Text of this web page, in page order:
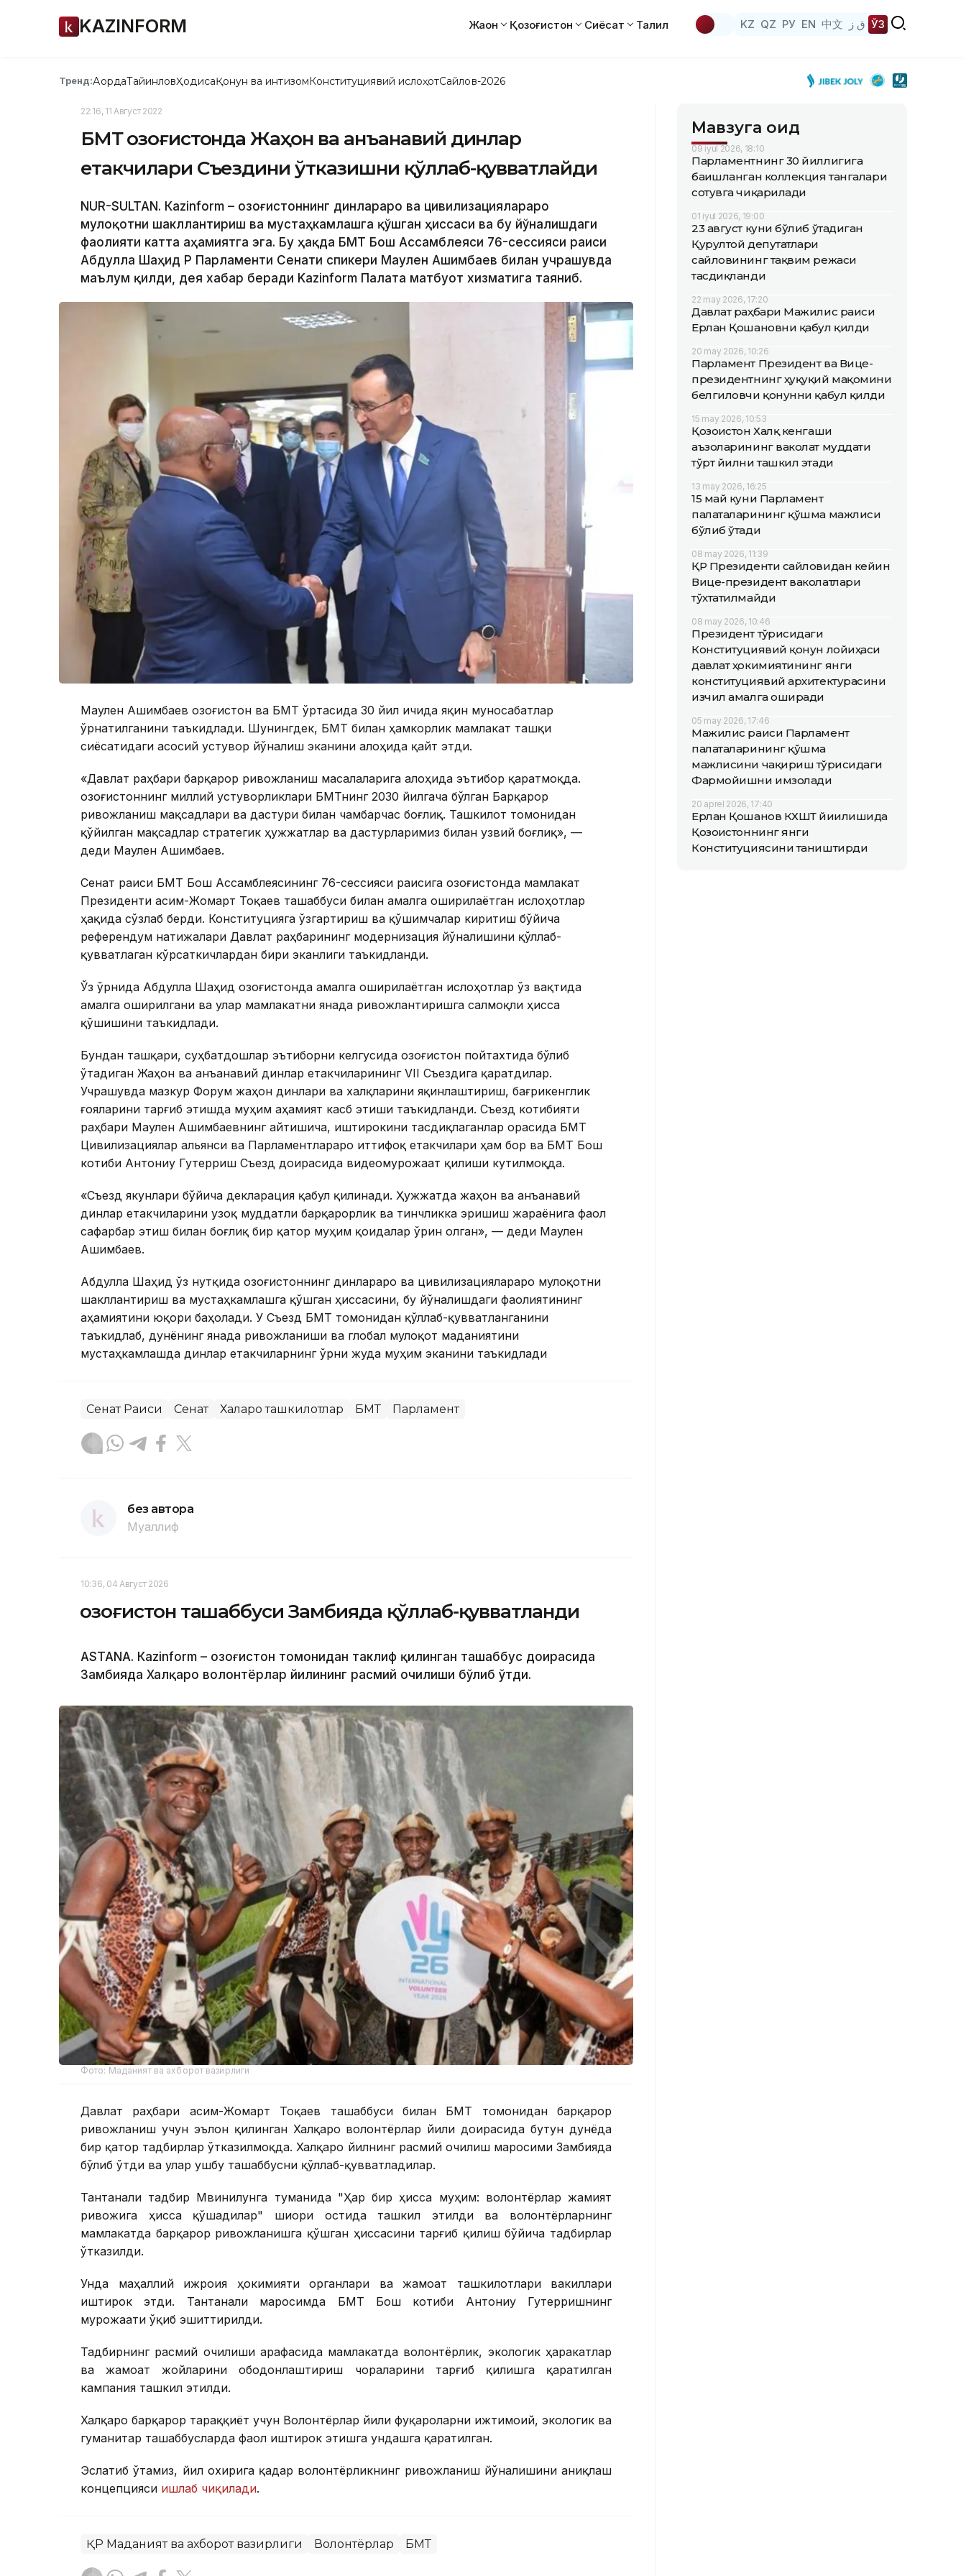
KAZINFORM Жаҳон Қозоғистон Сиёсат Таҳлил KZ QZ РУ EN 中文 ق ز ЎЗ
Тренд:АқордаТайинловҲодисаҚонун ва интизомКонституциявий ислоҳотСайлов-2026
22:16, 11 Август 2022
БМТ Қозоғистонда Жаҳон ва анъанавий динлар
етакчилари Съездини ўтказишни қўллаб-қувватлайди
NUR-SULTAN. Кazinform – Қозоғистоннинг динлараро ва цивилизациялараро
мулоқотни шакллантириш ва мустаҳкамлашга қўшган ҳиссаси ва бу йўналишдаги
фаолияти катта аҳамиятга эга. Бу ҳақда БМТ Бош Ассамблеяси 76-сессияси раиси
Абдулла Шаҳид ҚР Парламенти Сенати спикери Маулен Ашимбаев билан учрашувда
маълум қилди, дея хабар беради Kazinform Палата матбуот хизматига таяниб.
Маулен Ашимбаев Қозоғистон ва БМТ ўртасида 30 йил ичида яқин муносабатлар
ўрнатилганини таъкидлади. Шунингдек, БМТ билан ҳамкорлик мамлакат ташқи
сиёсатидаги асосий устувор йўналиш эканини алоҳида қайт этди.
«Давлат раҳбари барқарор ривожланиш масалаларига алоҳида эътибор қаратмоқда.
Қозоғистоннинг миллий устуворликлари БМТнинг 2030 йилгача бўлган Барқарор
ривожланиш мақсадлари ва дастури билан чамбарчас боғлиқ. Ташкилот томонидан
қўйилган мақсадлар стратегик ҳужжатлар ва дастурларимиз билан узвий боғлиқ», —
деди Маулен Ашимбаев.
Сенат раиси БМТ Бош Ассамблеясининг 76-сессияси раисига Қозоғистонда мамлакат
Президенти Қасим-Жомарт Тоқаев ташаббуси билан амалга оширилаётган ислоҳотлар
ҳақида сўзлаб берди. Конституцияга ўзгартириш ва қўшимчалар киритиш бўйича
референдум натижалари Давлат раҳбарининг модернизация йўналишини қўллаб-
қувватлаган кўрсаткичлардан бири эканлиги таъкидланди.
Ўз ўрнида Абдулла Шаҳид Қозоғистонда амалга оширилаётган ислоҳотлар ўз вақтида
амалга оширилгани ва улар мамлакатни янада ривожлантиришга салмоқли ҳисса
қўшишини таъкидлади.
Бундан ташқари, суҳбатдошлар эътиборни келгусида Қозоғистон пойтахтида бўлиб
ўтадиган Жаҳон ва анъанавий динлар етакчиларининг VII Съездига қаратдилар.
Учрашувда мазкур Форум жаҳон динлари ва халқларини яқинлаштириш, бағрикенглик
ғояларини тарғиб этишда муҳим аҳамият касб этиши таъкидланди. Съезд котибияти
раҳбари Маулен Ашимбаевнинг айтишича, иштирокини тасдиқлаганлар орасида БМТ
Цивилизациялар альянси ва Парламентлараро иттифоқ етакчилари ҳам бор ва БМТ Бош
котиби Антониу Гутерриш Съезд доирасида видеомурожаат қилиши кутилмоқда.
«Съезд якунлари бўйича декларация қабул қилинади. Ҳужжатда жаҳон ва анъанавий
динлар етакчиларини узоқ муддатли барқарорлик ва тинчликка эришиш жараёнига фаол
сафарбар этиш билан боғлиқ бир қатор муҳим қоидалар ўрин олган», — деди Маулен
Ашимбаев.
Абдулла Шаҳид ўз нутқида Қозоғистоннинг динлараро ва цивилизациялараро мулоқотни
шакллантириш ва мустаҳкамлашга қўшган ҳиссасини, бу йўналишдаги фаолиятининг
аҳамиятини юқори баҳолади. У Съезд БМТ томонидан қўллаб-қувватланганини
таъкидлаб, дунёнинг янада ривожланиши ва глобал мулоқот маданиятини
мустаҳкамлашда динлар етакчиларнинг ўрни жуда муҳим эканини таъкидлади
Сенат Раиси Сенат Халқаро ташкилотлар БМТ Парламент
без автора
Муаллиф
10:36, 04 Август 2026
Қозоғистон ташаббуси Замбияда қўллаб-қувватланди
ASTANA. Кazinform – Қозоғистон томонидан таклиф қилинган ташаббус доирасида
Замбияда Халқаро волонтёрлар йилининг расмий очилиши бўлиб ўтди.
Фото: Маданият ва ахборот вазирлиги
Давлат раҳбари Қасим-Жомарт Тоқаев ташаббуси билан БМТ томонидан барқарор
ривожланиш учун эълон қилинган Халқаро волонтёрлар йили доирасида бутун дунёда
бир қатор тадбирлар ўтказилмоқда. Халқаро йилнинг расмий очилиш маросими Замбияда
бўлиб ўтди ва улар ушбу ташаббусни қўллаб-қувватладилар.
Тантанали тадбир Мвинилунга туманида "Ҳар бир ҳисса муҳим: волонтёрлар жамият
ривожига ҳисса қўшадилар" шиори остида ташкил этилди ва волонтёрларнинг
мамлакатда барқарор ривожланишга қўшган ҳиссасини тарғиб қилиш бўйича тадбирлар
ўтказилди.
Унда маҳаллий ижроия ҳокимияти органлари ва жамоат ташкилотлари вакиллари
иштирок этди. Тантанали маросимда БМТ Бош котиби Антониу Гутерришнинг
мурожаати ўқиб эшиттирилди.
Тадбирнинг расмий очилиши арафасида мамлакатда волонтёрлик, экологик ҳаракатлар
ва жамоат жойларини ободонлаштириш чораларини тарғиб қилишга қаратилган
кампания ташкил этилди.
Халқаро барқарор тараққиёт учун Волонтёрлар йили фуқароларни ижтимоий, экологик ва
гуманитар ташаббусларда фаол иштирок этишга ундашга қаратилган.
Эслатиб ўтамиз, йил охирига қадар волонтёрликнинг ривожланиш йўналишини аниқлаш
концепцияси ишлаб чиқилади.
ҚР Маданият ва ахборот вазирлиги Волонтёрлар БМТ
Мавзуга оид
09 iyul 2026, 18:10
Парламентнинг 30 йиллигига
бағишланган коллекция тангалари
сотувга чиқарилади
01 iyul 2026, 19:00
23 август куни бўлиб ўтадиган
Қурултой депутатлари
сайловининг тақвим режаси
тасдиқланди
22 may 2026, 17:20
Давлат раҳбари Мажилис раиси
Ерлан Қошановни қабул қилди
20 may 2026, 10:26
Парламент Президент ва Вице-
президентнинг ҳуқуқий мақомини
белгиловчи қонунни қабул қилди
15 may 2026, 10:53
Қозоғистон Халқ кенгаши
аъзоларининг ваколат муддати
тўрт йилни ташкил этади
13 may 2026, 16:25
15 май куни Парламент
палаталарининг қўшма мажлиси
бўлиб ўтади
08 may 2026, 11:39
ҚР Президенти сайловидан кейин
Вице-президент ваколатлари
тўхтатилмайди
08 may 2026, 10:46
Президент тўғрисидаги
Конституциявий қонун лойиҳаси
давлат ҳокимиятининг янги
конституциявий архитектурасини
изчил амалга оширади
05 may 2026, 17:46
Мажилис раиси Парламент
палаталарининг қўшма
мажлисини чақириш тўғрисидаги
Фармойишни имзолади
20 aprel 2026, 17:40
Ерлан Қошанов КХШТ йиғилишида
Қозоғистоннинг янги
Конституциясини таништирди